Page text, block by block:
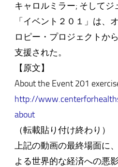
キャロルミラー; そしてジ
「イベント２０１」は、
ロピー・プロジェクトか
支援された。
【原文】
About the Event 201
http://
about
（転載貼り付け終わり）
上記の動画の最終場面に
よる世界的な経済への悪